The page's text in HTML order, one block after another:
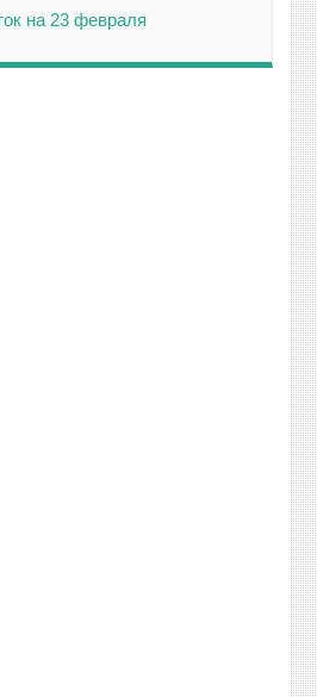
на 23 февраля